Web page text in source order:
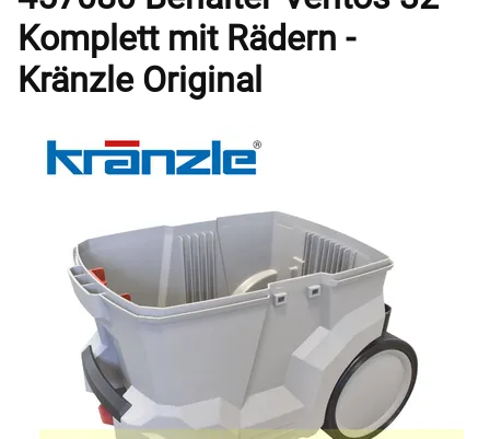
Komplett mit Rädern -
Kränzle Original